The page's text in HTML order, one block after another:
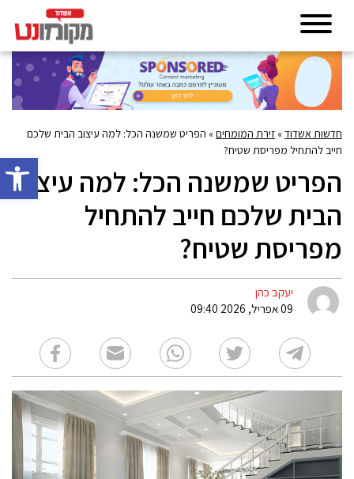
פתח
חדשות אשדוד» זירת המומחים» הפריט שמשנה הכל: למה עיצוב הבית שלכם
חייב להתחיל מפריסת שטיח?
הפריט שמשנה הכל: למה עיצוב
הבית שלכם חייב להתחיל
מפריסת שטיח?
יעקב כהן
09 אפריל, 2026 09:40